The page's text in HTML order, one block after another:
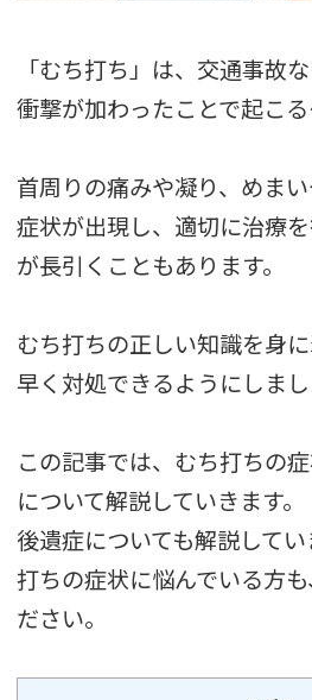
「むち打ち」は、交通事故
衝撃が加わったことで起こる
首周りの痛みや凝り、めま
症状が出現し、適切に治療
が長引くこともあります。
むち打ちの正しい知識を身
早く対処できるようにしまし
この記事では、むち打ちの
について解説していきます。
後遺症についても解説して
打ちの症状に悩んでいる方
ださい。